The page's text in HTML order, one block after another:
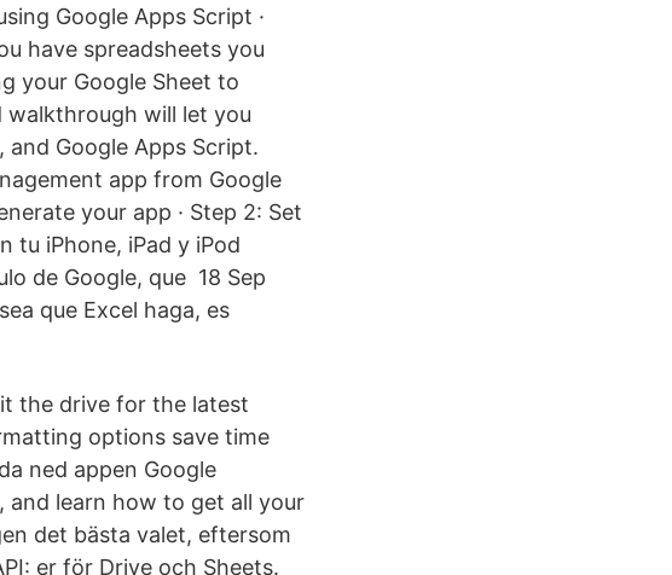
Google Apps Script ·
have spreadsheets you
your Google Sheet to
walkthrough will let you
and Google Apps Script.
app from Google
your app · Step 2: Set
tu iPhone, iPad y iPod
de Google, que 18 Sep
que Excel haga, es
the drive for the latest
options save time
ned appen Google
and learn how to get all your
det bästa valet, eftersom
er för Drive och Sheets.